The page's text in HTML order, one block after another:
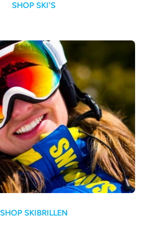
SHOP SKI'S
SHOP SKIBRILLEN